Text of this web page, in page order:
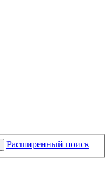
Расширенный поиск